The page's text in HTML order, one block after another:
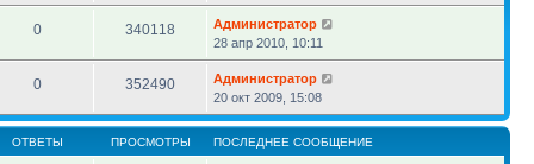
0 340118
Администратор
28 апр 2010, 10:11
0 352490
Администратор
20 окт 2009, 15:08
ОТВЕТЫ ПРОСМОТРЫ ПОСЛЕДНЕЕ СООБЩЕНИЕ